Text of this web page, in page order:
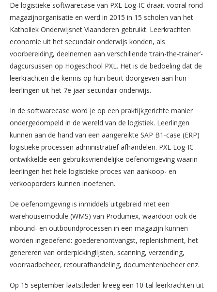
De logistieke softwarecase van PXL Log-IC draait vooral rond
magazijnorganisatie en werd in 2015 in 15 scholen van het
Katholiek Onderwijsnet Vlaanderen gebruikt. Leerkrachten
economie uit het secundair onderwijs konden, als
voorbereiding, deelnemen aan verschillende ‘train-the-trainer’-
dagcursussen op Hogeschool PXL. Het is de bedoeling dat de
leerkrachten die kennis op hun beurt doorgeven aan hun
leerlingen uit het 7e jaar secundair onderwijs.
In de softwarecase word je op een praktijkgerichte manier
ondergedompeld in de wereld van de logistiek. Leerlingen
kunnen aan de hand van een aangereikte SAP B1-case (ERP)
logistieke processen administratief afhandelen. PXL Log-IC
ontwikkelde een gebruiksvriendelijke oefenomgeving waarin
leerlingen het hele logistieke proces van aankoop- en
verkooporders kunnen inoefenen.
De oefenomgeving is inmiddels uitgebreid met een
warehousemodule (WMS) van Produmex, waardoor ook de
inbound- en outboundprocessen in een magazijn kunnen
worden ingeoefend: goederenontvangst, replenishment, het
genereren van orderpickinglijsten, scanning, verzending,
voorraadbeheer, retourafhandeling, documentenbeheer enz.
Op 15 september laatstleden kreeg een 10-tal leerkrachten uit